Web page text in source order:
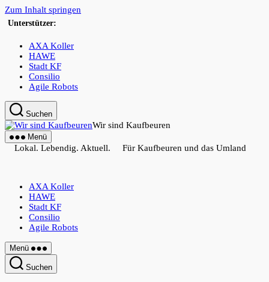
Zum Inhalt springen
Unterstützer:
AXA Koller
HAWE
Stadt KF
Consilio
Agile Robots
Suchen
Wir sind Kaufbeuren
Menü
Lokal. Lebendig. Aktuell. Für Kaufbeuren und das Umland
AXA Koller
HAWE
Stadt KF
Consilio
Agile Robots
Menü
Suchen